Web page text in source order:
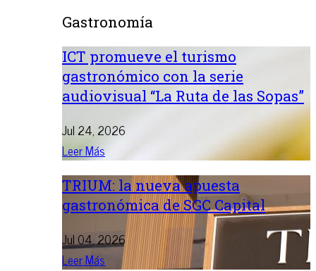
Gastronomía
ICT promueve el turismo
gastronómico con la serie
audiovisual “La Ruta de las Sopas”
Jul 24, 2026
Leer Más
TRIUM: la nueva apuesta
gastronómica de SGC Capital
Jul 04, 2026
Leer Más